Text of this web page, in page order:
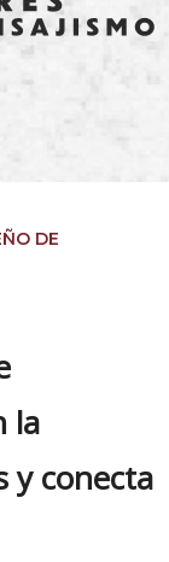
DE
la
y conecta